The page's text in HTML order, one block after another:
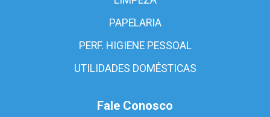
PAPELARIA
PERF. HIGIENE PESSOAL
UTILIDADES DOMÉSTICAS
Fale Conosco